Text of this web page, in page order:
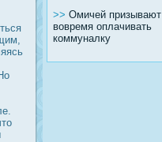
>> Омичей призывают
вовремя оплачивать
коммуналку